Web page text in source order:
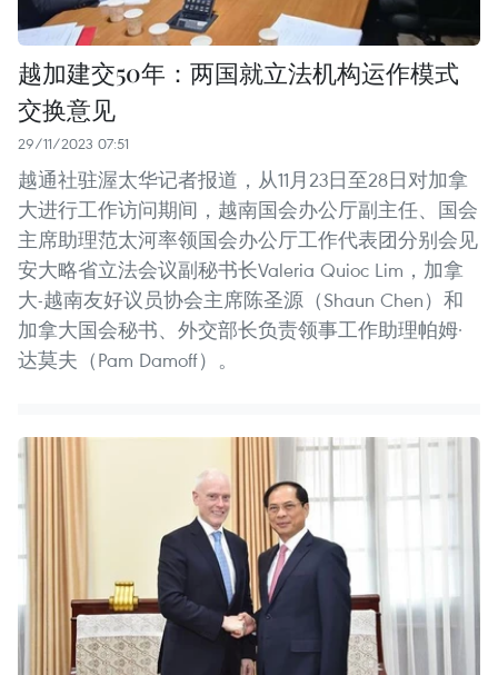
越加建交50年：两国就立法机构运作模式
交换意见
29/11/2023 07:51
越通社驻渥太华记者报道，从11月23日至28日对加拿
大进行工作访问期间，越南国会办公厅副主任、国会
主席助理范太河率领国会办公厅工作代表团分别会见
安大略省立法会议副秘书长Valeria Quioc Lim，加拿
大-越南友好议员协会主席陈圣源（Shaun Chen）和
加拿大国会秘书、外交部长负责领事工作助理帕姆·
达莫夫（Pam Damoff）。